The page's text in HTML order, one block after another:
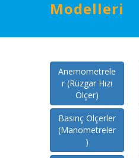
Modelleri
Anemometrele
r (Rüzgar Hızı
Ölçer)
Basınç Ölçerler
(Manometreler
)